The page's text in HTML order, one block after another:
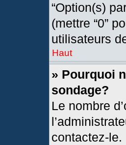
“Option(s)
(mettre “0”
utilisateurs
Haut
» Pourquoi
sondage?
Le nombre
contactez-le.